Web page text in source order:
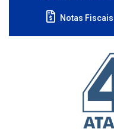
Notas Fiscais